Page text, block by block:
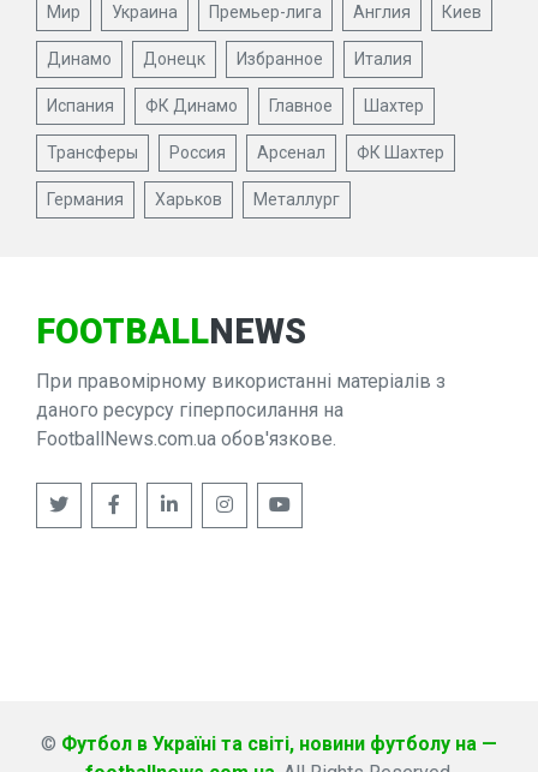
Мир Украина Премьер-лига Англия Киев
Динамо Донецк Избранное Италия
Испания ФК Динамо Главное Шахтер
Трансферы Россия Арсенал ФК Шахтер
Германия Харьков Металлург
FOOTBALLNEWS
При правомірному використанні матеріалів з
даного ресурсу гіперпосилання на
FootballNews.com.ua обов'язкове.
© Футбол в Україні та світі, новини футболу на —